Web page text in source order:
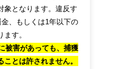
象となります。違反す
、もしくは1年以下の
す。
被害があっても、捕獲
ことは許されません。